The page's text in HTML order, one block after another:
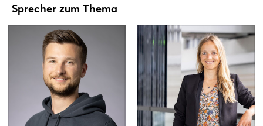
Sprecher zum Thema